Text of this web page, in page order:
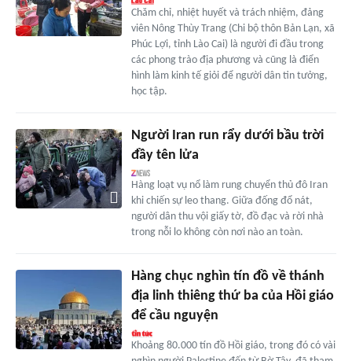
Chăm chỉ, nhiệt huyết và trách nhiệm, đảng
viên Nông Thùy Trang (Chi bộ thôn Bản Lạn, xã
Phúc Lợi, tỉnh Lào Cai) là người đi đầu trong
các phong trào địa phương và cũng là điển
hình làm kinh tế giỏi để người dân tin tưởng,
học tập.
Người Iran run rẩy dưới bầu trời
đầy tên lửa
Hàng loạt vụ nổ làm rung chuyển thủ đô Iran
khi chiến sự leo thang. Giữa đống đổ nát,
người dân thu vội giấy tờ, đồ đạc và rời nhà
trong nỗi lo không còn nơi nào an toàn.
Hàng chục nghìn tín đồ về thánh
địa linh thiêng thứ ba của Hồi giáo
để cầu nguyện
Khoảng 80.000 tín đồ Hồi giáo, trong đó có vài